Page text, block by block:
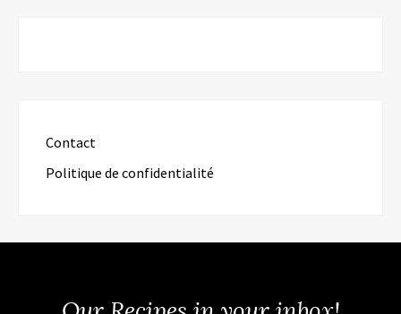
Contact
Politique de confidentialité